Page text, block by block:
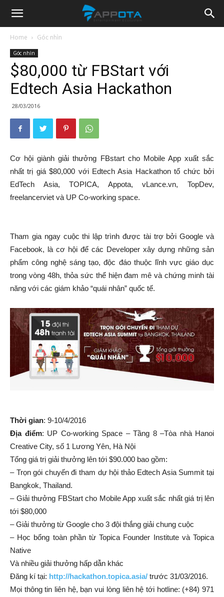
Appota
News
Home Góc nhìn
Góc nhìn
$80,000 từ FBStart với
Edtech Asia Hackathon
28/03/2016
Cơ hội giành giải thưởng FBstart cho Mobile App xuất sắc
nhất trị giá $80,000 với Edtech Asia Hackathon tổ chức bởi
EdTech Asia, TOPICA, Appota, vLance.vn, TopDev,
freelancerviet và UP Co-working space.
Tham gia ngay cuộc thi lập trình được tài trợ bởi Google và
Facebook, là cơ hội để các Developer xây dựng những sản
phẩm công nghệ sáng tạo, độc đáo thuộc lĩnh vực giáo dục
trong vòng 48h, thỏa sức thể hiện đam mê và chứng minh tài
năng với các giám khảo “quái nhân” quốc tế.
Thời gian: 9-10/4/2016
Địa điểm: UP Co-working Space – Tầng 8 –Tòa nhà Hanoi
Creative City, số 1 Lương Yên, Hà Nội
Tổng giá trị giải thưởng lên tới $90.000 bao gồm:
– Trọn gói chuyến đi tham dự hội thảo Edtech Asia Summit tại
Bangkok, Thailand.
– Giải thưởng FBStart cho Mobile App xuất sắc nhất giá trị lên
tới $80,000
– Giải thưởng từ Google cho 3 đội thắng giải chung cuộc
– Học bổng toàn phần từ Topica Founder Institute và Topica
Native
Và nhiều giải thưởng hấp dẫn khác
Đăng kí tại: http://hackathon.topica.asia/ trước 31/03/2016.
Mọi thông tin liên hệ, bạn vui lòng liên hệ tới hotline: (+84) 971